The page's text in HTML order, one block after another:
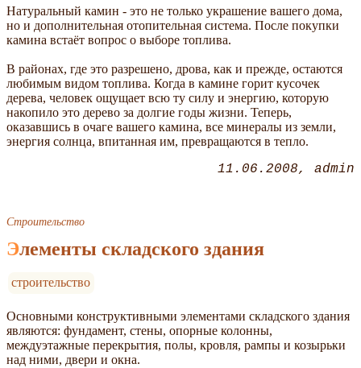
Натуральный камин - это не только украшение вашего дома,
но и дополнительная отопительная система. После покупки
камина встаёт вопрос о выборе топлива.
В районах, где это разрешено, дрова, как и прежде, остаются
любимым видом топлива. Когда в камине горит кусочек
дерева, человек ощущает всю ту силу и энергию, которую
накопило это дерево за долгие годы жизни. Теперь,
оказавшись в очаге вашего камина, все минералы из земли,
энергия солнца, впитанная им, превращаются в тепло.
11.06.2008 admin
Строительство
Элементы складского здания
строительство
Основными конструктивными элементами складского здания
являются: фундамент, стены, опорные колонны,
междуэтажные перекрытия, полы, кровля, рампы и козырьки
над ними, двери и окна.